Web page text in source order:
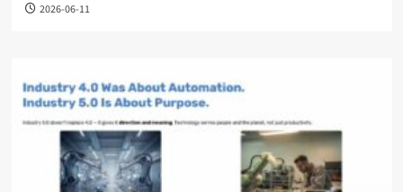
2026-06-11